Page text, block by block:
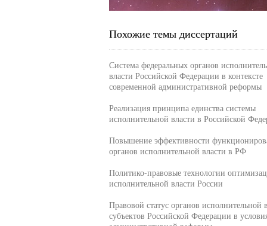
Похожие темы диссертаций
Система федеральных органов
власти Российской Федерации в контексте
современной административной реформы
Реализация принципа единства системы
исполнительной власти в Российской
Повышение эффективности
органов исполнительной власти в РФ
Политико-правовые технологии
исполнительной власти России
Правовой статус органов исполнительной
субъектов Российской Федерации в